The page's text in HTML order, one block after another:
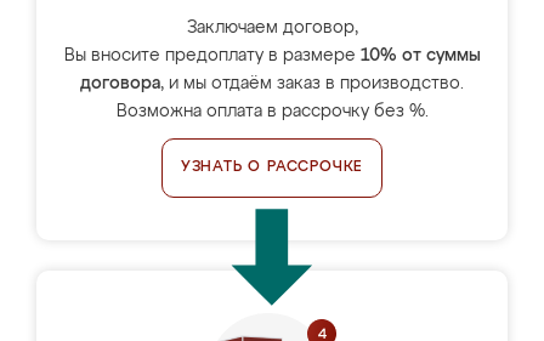
Заключаем договор,
Вы вносите предоплату в размере 10% от суммы
договора, и мы отдаём заказ в производство.
Возможна оплата в рассрочку без %.
УЗНАТЬ О РАССРОЧКЕ